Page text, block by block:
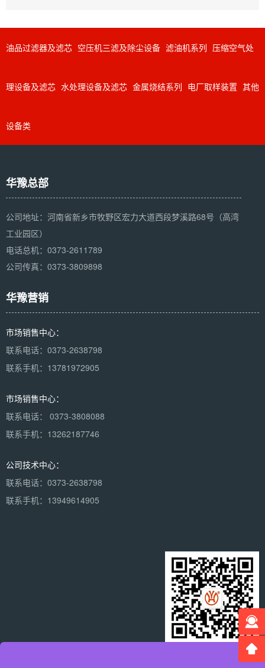
油品过滤器及滤芯 空压机三滤及除尘设备 滤油机系列 压缩空气处
理设备及滤芯 水处理设备及滤芯 金属烧结系列 电厂取样装置 其他
设备类
华豫总部
公司地址：河南省新乡市牧野区宏力大道西段梦溪路68号（高湾
工业园区）
电话总机：0373-2611789
公司传真：0373-3809898
华豫营销
市场销售中心：
联系电话：0373-2638798
联系手机：13781972905
市场销售中心：
联系电话： 0373-3808088
联系手机：13262187746
公司技术中心：
联系电话：0373-2638798
联系手机：13949614905
×